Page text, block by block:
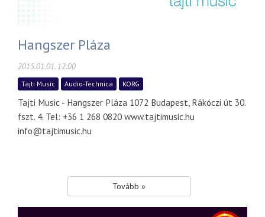
Hangszer Pláza
2015.01.01. 12:00
Tajti Music Audio-Technica KORG
Tajti Music - Hangszer Pláza 1072 Budapest, Rákóczi út 30.
fszt. 4. Tel: +36 1 268 0820 www.tajtimusic.hu
info@tajtimusic.hu
Tovább »